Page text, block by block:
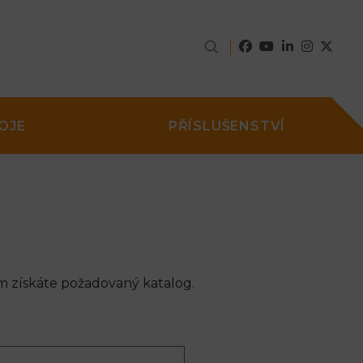
PŘÍSLUŠENSTVÍ
získáte požadovaný katalog.